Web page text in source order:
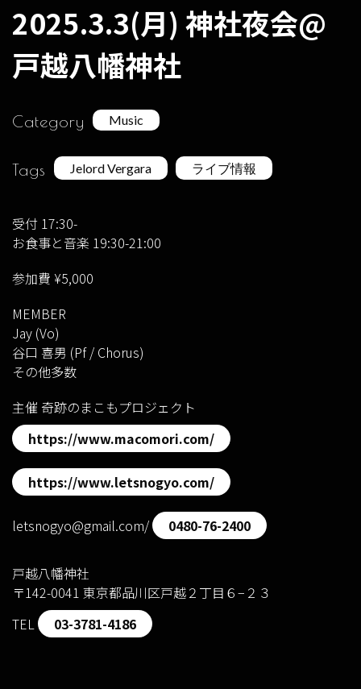
2025.3.3(月) 神社夜会@
戸越八幡神社
Category Music
Tags Jelord Vergara ライブ情報
受付 17:30-
お食事と音楽 19:30-21:00
参加費 ¥5,000
MEMBER
Jay (Vo)
谷口 喜男 (Pf / Chorus)
その他多数
主催 奇跡のまこもプロジェクト
https://www.macomori.com/
https://www.letsnogyo.com/
letsnogyo@gmail.com/ 0480-76-2400
戸越八幡神社
〒142-0041 東京都品川区戸越２丁目６−２３
TEL
03-3781-4186